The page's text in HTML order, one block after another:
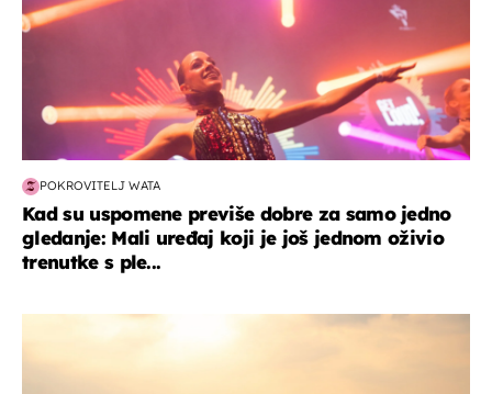
POKROVITELJ WATA
Kad su uspomene previše dobre za samo jedno
gledanje: Mali uređaj koji je još jednom oživio
trenutke s ple...